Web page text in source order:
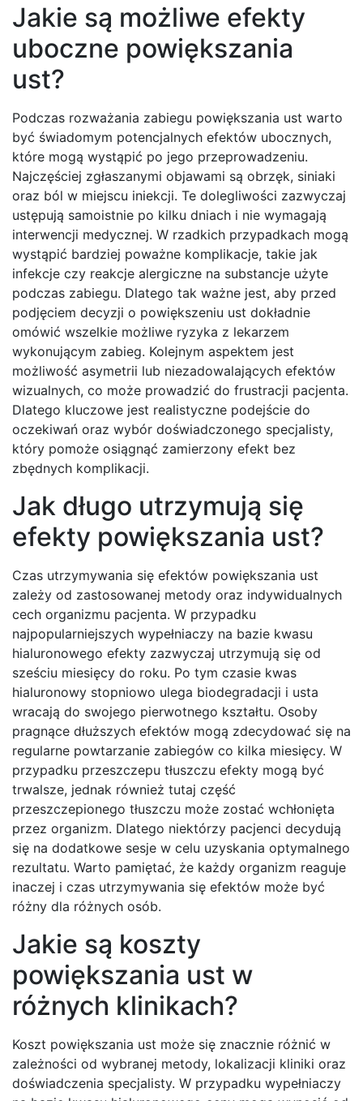
Jakie są możliwe efekty
uboczne powiększania
ust?
Podczas rozważania zabiegu powiększania ust warto
być świadomym potencjalnych efektów ubocznych,
które mogą wystąpić po jego przeprowadzeniu.
Najczęściej zgłaszanymi objawami są obrzęk, siniaki
oraz ból w miejscu iniekcji. Te dolegliwości zazwyczaj
ustępują samoistnie po kilku dniach i nie wymagają
interwencji medycznej. W rzadkich przypadkach mogą
wystąpić bardziej poważne komplikacje, takie jak
infekcje czy reakcje alergiczne na substancje użyte
podczas zabiegu. Dlatego tak ważne jest, aby przed
podjęciem decyzji o powiększeniu ust dokładnie
omówić wszelkie możliwe ryzyka z lekarzem
wykonującym zabieg. Kolejnym aspektem jest
możliwość asymetrii lub niezadowalających efektów
wizualnych, co może prowadzić do frustracji pacjenta.
Dlatego kluczowe jest realistyczne podejście do
oczekiwań oraz wybór doświadczonego specjalisty,
który pomoże osiągnąć zamierzony efekt bez
zbędnych komplikacji.
Jak długo utrzymują się
efekty powiększania ust?
Czas utrzymywania się efektów powiększania ust
zależy od zastosowanej metody oraz indywidualnych
cech organizmu pacjenta. W przypadku
najpopularniejszych wypełniaczy na bazie kwasu
hialuronowego efekty zazwyczaj utrzymują się od
sześciu miesięcy do roku. Po tym czasie kwas
hialuronowy stopniowo ulega biodegradacji i usta
wracają do swojego pierwotnego kształtu. Osoby
pragnące dłuższych efektów mogą zdecydować się na
regularne powtarzanie zabiegów co kilka miesięcy. W
przypadku przeszczepu tłuszczu efekty mogą być
trwalsze, jednak również tutaj część
przeszczepionego tłuszczu może zostać wchłonięta
przez organizm. Dlatego niektórzy pacjenci decydują
się na dodatkowe sesje w celu uzyskania optymalnego
rezultatu. Warto pamiętać, że każdy organizm reaguje
inaczej i czas utrzymywania się efektów może być
różny dla różnych osób.
Jakie są koszty
powiększania ust w
różnych klinikach?
Koszt powiększania ust może się znacznie różnić w
zależności od wybranej metody, lokalizacji kliniki oraz
doświadczenia specjalisty. W przypadku wypełniaczy